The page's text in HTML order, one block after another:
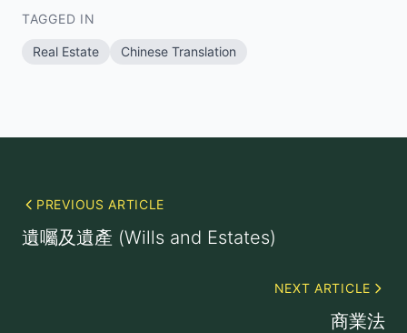
TAGGED IN
Real Estate Chinese Translation
PREVIOUS ARTICLE
遺囑及遺產 (Wills and Estates)
NEXT ARTICLE
商業法